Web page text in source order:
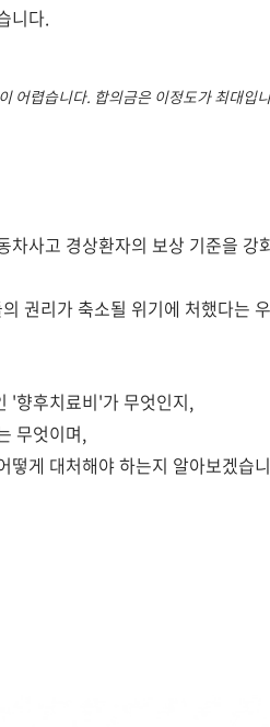
니다.
어렵습니다. 합의금은 이정도가 최대입
차사고 경상환자의 보상 기준을 강
권리가 축소될 위기에 처했다는
'향후치료비'가 무엇인지,
무엇이며,
떻게 대처해야 하는지 알아보겠습